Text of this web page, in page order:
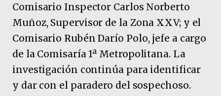
Comisario Inspector Carlos Norberto
Muñoz, Supervisor de la Zona XXV; y el
Comisario Rubén Darío Polo, jefe a cargo
de la Comisaría 1ª Metropolitana. La
investigación continúa para identificar
y dar con el paradero del sospechoso.